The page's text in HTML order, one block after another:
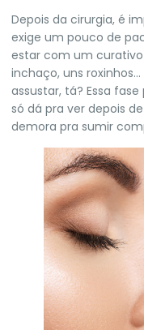
Depois da cirurgia, é
exige um pouco de
estar com um curativo
inchaço, uns
assustar, tá? Essa
só dá pra ver depois
demora pra sumir